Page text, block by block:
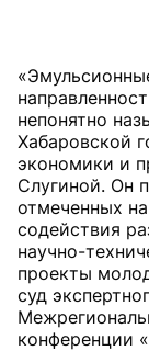
непонятно
Хабаровской
экономики и
Слугиной. Он
отмеченных
содействия
научно-
проекты
суд
конференции